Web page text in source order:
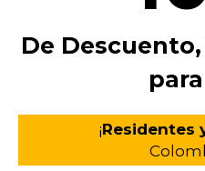
De
¡Residentes